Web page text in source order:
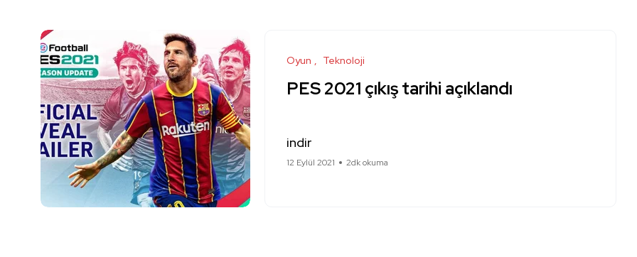
Oyun Teknoloji
PES 2021 çıkış tarihi açıklandı
indir
12 Eylül 2021 2dk okuma